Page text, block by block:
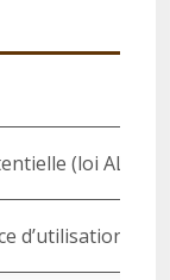
(loi ALUR)
d’utilisation